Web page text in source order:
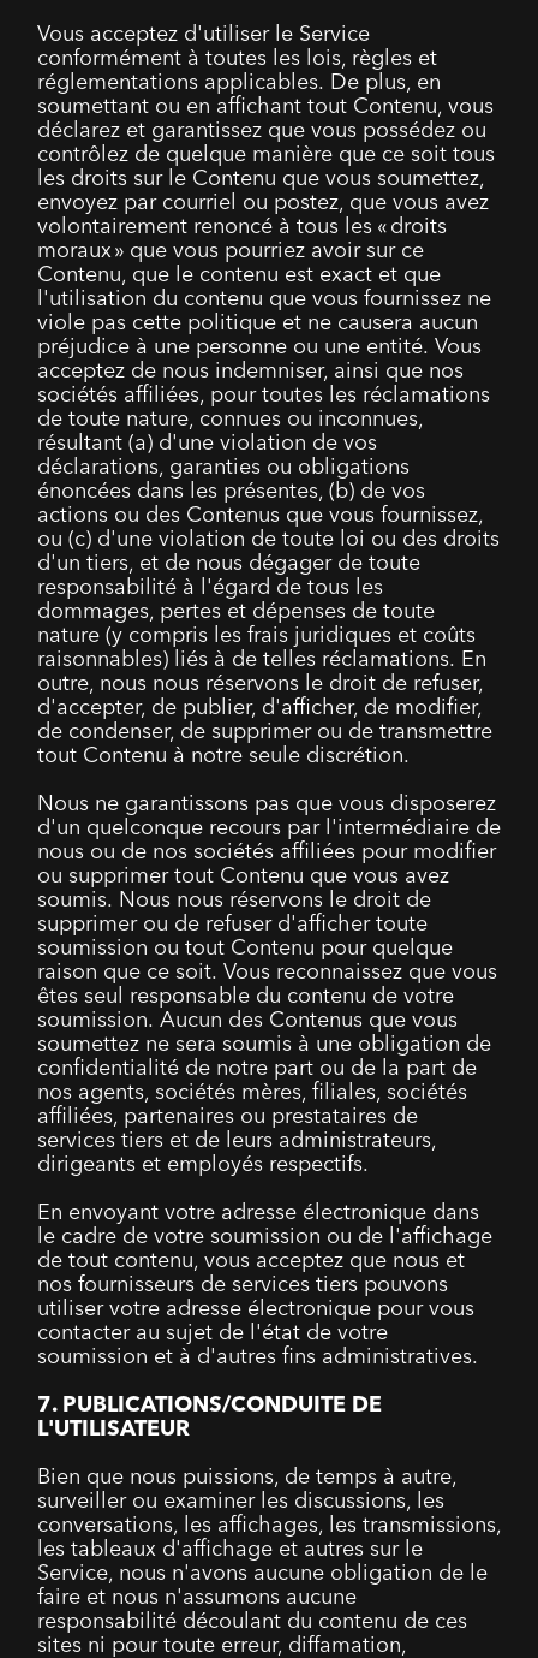
Vous acceptez d'utiliser le Service
conformément à toutes les lois, règles et
réglementations applicables. De plus, en
soumettant ou en affichant tout Contenu, vous
déclarez et garantissez que vous possédez ou
contrôlez de quelque manière que ce soit tous
les droits sur le Contenu que vous soumettez,
envoyez par courriel ou postez, que vous avez
volontairement renoncé à tous les « droits
moraux » que vous pourriez avoir sur ce
Contenu, que le contenu est exact et que
l'utilisation du contenu que vous fournissez ne
viole pas cette politique et ne causera aucun
préjudice à une personne ou une entité. Vous
acceptez de nous indemniser, ainsi que nos
sociétés affiliées, pour toutes les réclamations
de toute nature, connues ou inconnues,
résultant (a) d'une violation de vos
déclarations, garanties ou obligations
énoncées dans les présentes, (b) de vos
actions ou des Contenus que vous fournissez,
ou (c) d'une violation de toute loi ou des droits
d'un tiers, et de nous dégager de toute
responsabilité à l'égard de tous les
dommages, pertes et dépenses de toute
nature (y compris les frais juridiques et coûts
raisonnables) liés à de telles réclamations. En
outre, nous nous réservons le droit de refuser,
d'accepter, de publier, d'afficher, de modifier,
de condenser, de supprimer ou de transmettre
tout Contenu à notre seule discrétion.
Nous ne garantissons pas que vous disposerez
d'un quelconque recours par l'intermédiaire de
nous ou de nos sociétés affiliées pour modifier
ou supprimer tout Contenu que vous avez
soumis. Nous nous réservons le droit de
supprimer ou de refuser d'afficher toute
soumission ou tout Contenu pour quelque
raison que ce soit. Vous reconnaissez que vous
êtes seul responsable du contenu de votre
soumission. Aucun des Contenus que vous
soumettez ne sera soumis à une obligation de
confidentialité de notre part ou de la part de
nos agents, sociétés mères, filiales, sociétés
affiliées, partenaires ou prestataires de
services tiers et de leurs administrateurs,
dirigeants et employés respectifs.
En envoyant votre adresse électronique dans
le cadre de votre soumission ou de l'affichage
de tout contenu, vous acceptez que nous et
nos fournisseurs de services tiers pouvons
utiliser votre adresse électronique pour vous
contacter au sujet de l'état de votre
soumission et à d'autres fins administratives.
7. PUBLICATIONS/CONDUITE DE
L'UTILISATEUR
Bien que nous puissions, de temps à autre,
surveiller ou examiner les discussions, les
conversations, les affichages, les transmissions,
les tableaux d'affichage et autres sur le
Service, nous n'avons aucune obligation de le
faire et nous n'assumons aucune
responsabilité découlant du contenu de ces
sites ni pour toute erreur, diffamation,